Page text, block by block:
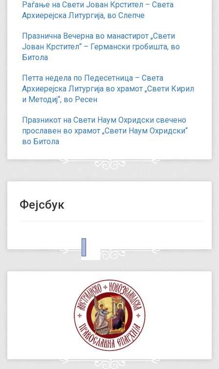
Раѓање на Свети Јован Крстител – Света
Архиерејска Литургија, во Слепче
Празнична Вечерна во манастирот „Свети
Јован Крстител“ – Германски гробишта, во
Битола
Петта недела по Педесетница – Света
Архиерејска Литургија во храмот „Свети Кирил
и Методиј“, во Ресен
Празникот на Свети Наум Охридски свечено
прославен во храмот „Свети Наум Охридски“
во Битола
Фејсбук